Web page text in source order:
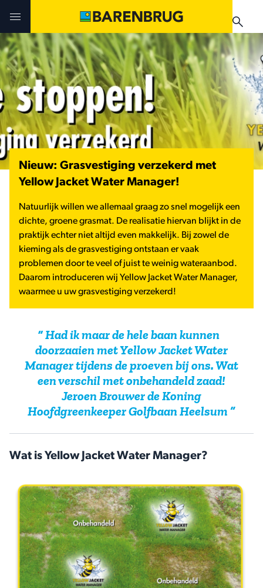
Nieuw: Grasvestiging verzekerd met
Yellow Jacket Water Manager!
Natuurlijk willen we allemaal graag zo snel mogelijk een
dichte, groene grasmat. De realisatie hiervan blijkt in de
praktijk echter niet altijd even makkelijk. Bij zowel de
kieming als de grasvestiging ontstaan er vaak
problemen door te veel of juist te weinig wateraanbod.
Daarom introduceren wij Yellow Jacket Water Manager,
waarmee u uw grasvestiging verzekerd!
Had ik maar de hele baan kunnen
doorzaaien met Yellow Jacket Water
Manager tijdens de proeven bij ons. Wat
een verschil met onbehandeld zaad!
Jeroen Brouwer de Koning
Hoofdgreenkeeper Golfbaan Heelsum
Wat is Yellow Jacket Water Manager?
Uitdagingen en oplossingen
Technologieën
Producten
Praktijkervaringen
Nieuws & Events
Verkooppunten
Uitdagingen en oplossingen
Technologieën
Producten
Verkooppunten
Uitdagingen en oplossingen
Producten
Teelthandleidingen
Nieuws & Events
Verkooppunten